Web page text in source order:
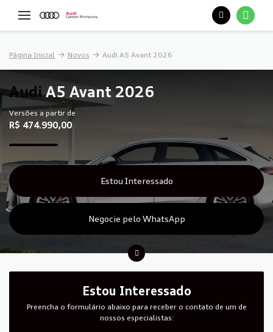
Página Inicial Novos Audi A5 Avant 2026
AudiA5 Avant 2026
Versões a partir de
R$ 474.990,00
Estou Interessado
Negocie pelo WhatsApp
Estou Interessado
Preencha o formulário abaixo para receber o contato de um de
nossos especialistas: